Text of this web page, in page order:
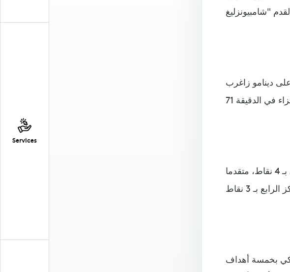
Services
دينامو زاغرب
وبهذا تصدر ريد بول الترتيب برصيد 5 نقاط، وصعد تشيلسي إلى المركز الثاني بـ 4 نقاط، متقدما
بخمسة أهداف